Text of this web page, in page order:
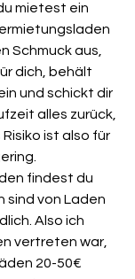
mietest ein
Schmuck aus,
dich, behält
und schickt dir
alles zurück,
ist also für
findest du
sind von Laden
Also ich
vertreten war,
20-50€